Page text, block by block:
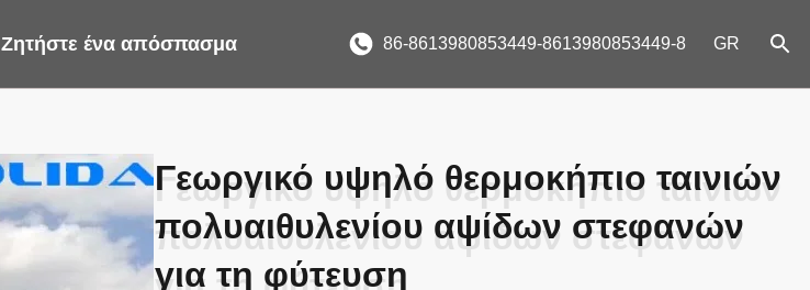
Ζητήστε ένα απόσπασμα 86-8613980853449-8613980853449-8 GR
Γεωργικό υψηλό θερμοκήπιο ταινιών
πολυαιθυλενίου αψίδων στεφανών
για τη φύτευση
Γεωργικό υψηλό θερμοκήπιο ταινιών
πολυαιθυλενίου αψίδων στεφανών